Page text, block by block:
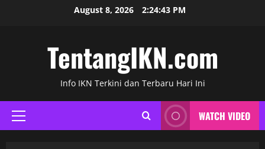
August 8, 2026 2:24:43 PM
TentangIKN.com
Info IKN Terkini dan Terbaru Hari Ini
Primary
Menu
WATCH VIDEO